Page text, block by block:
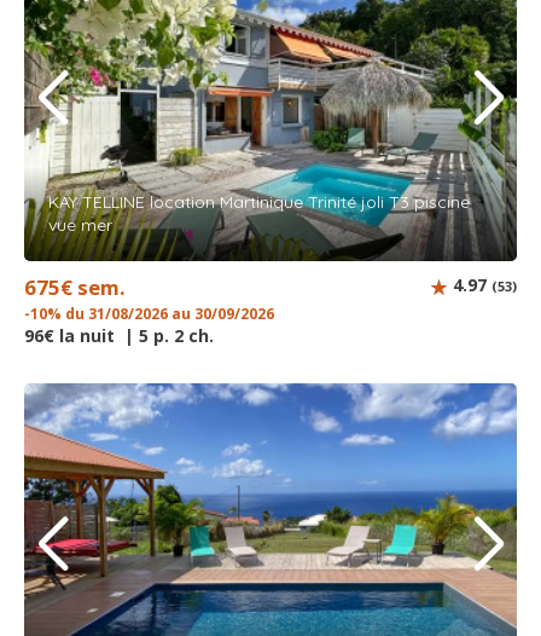
KAY TELLINE location Martinique Trinité joli T3 piscine
vue mer
675€ sem.
-10% du 31/08/2026 au 30/09/2026
96€ la nuit | 5 p. 2 ch.
4.97 (53)